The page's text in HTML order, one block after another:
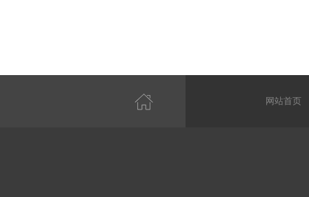
网站首页